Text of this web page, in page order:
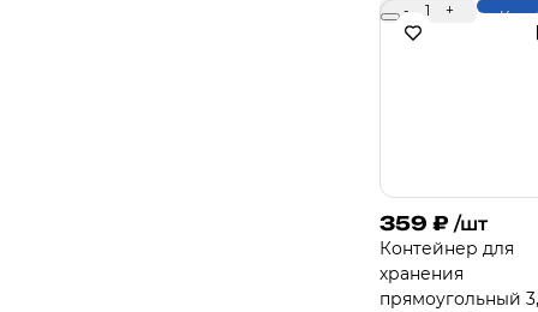
- 1 +
359 ₽ /шт
Контейнер для
хранения
прямоугольный